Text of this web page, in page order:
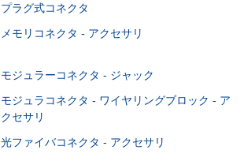
プラグ式コネクタ
メモリコネクタ - アクセサリ
モジュラーコネクタ - ジャック
モジュラコネクタ - ワイヤリングブロック - ア
クセサリ
光ファイバコネクタ - アクセサリ